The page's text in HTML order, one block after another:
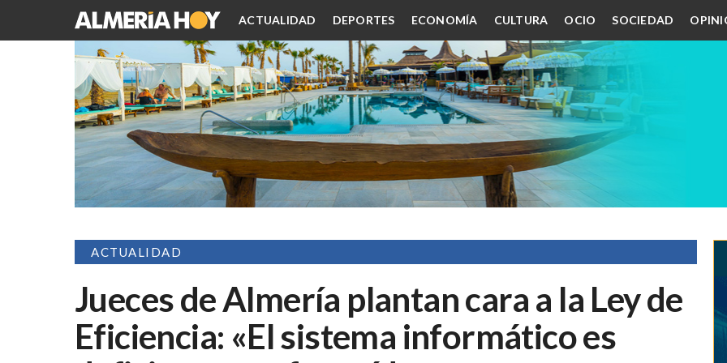
ACTUALIDAD DEPORTES ECONOMÍA CULTURA OCIO SOCIEDAD
ACTUALIDAD
Jueces de Almería plantan cara a la Ley de
Eficiencia: «El sistema informático es